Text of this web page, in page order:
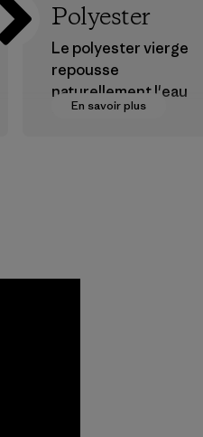
En savoir plus
Polyester
Le polyester vierge
repousse
naturellement l'eau
et est très